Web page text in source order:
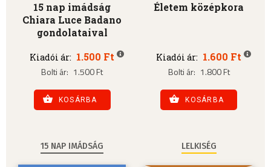
15 nap imádság
Chiara Luce Badano
gondolataival
Kiadói ár: 1.500 Ft
Bolti ár: 1.500 Ft
KOSÁRBA
Életem középkora
Kiadói ár: 1.600 Ft
Bolti ár: 1.800 Ft
KOSÁRBA
15 NAP IMÁDSÁG LELKISÉG